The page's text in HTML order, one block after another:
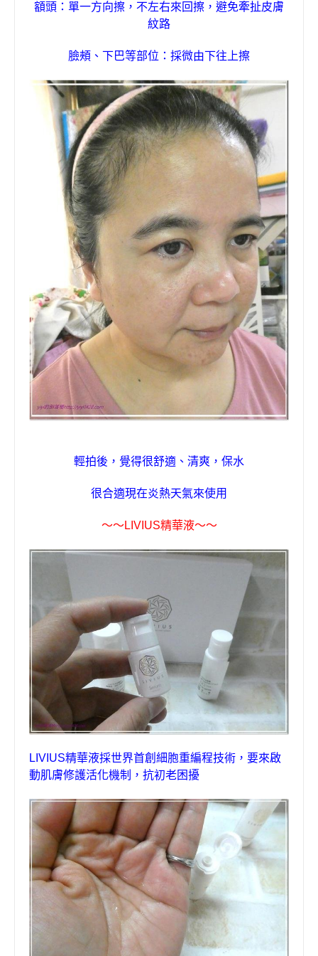
額頭：單一方向擦，不左右來回擦，避免牽扯皮膚
紋路
臉頰、下巴等部位：採微由下往上擦
輕拍後 ，覺得很舒適、清爽 ， 保水
很合適現在炎熱天氣來使用
～～LIVIUS精華液～～
LIVIUS精華液採世界首創細胞重編程技術，要來啟
動肌膚修護活化機制，抗初老困擾